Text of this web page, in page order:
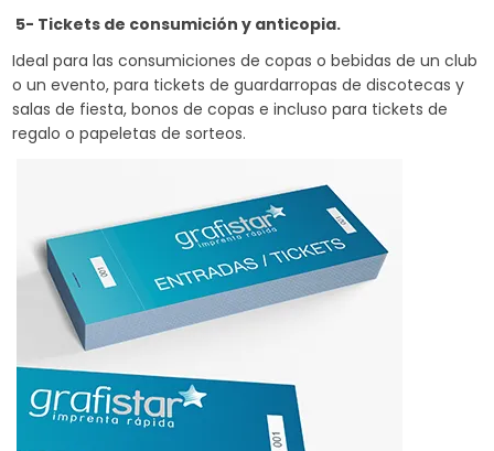
5- Tickets de consumición y anticopia.
Ideal para las consumiciones de copas o bebidas de un club
o un evento, para tickets de guardarropas de discotecas y
salas de fiesta, bonos de copas e incluso para tickets de
regalo o papeletas de sorteos.